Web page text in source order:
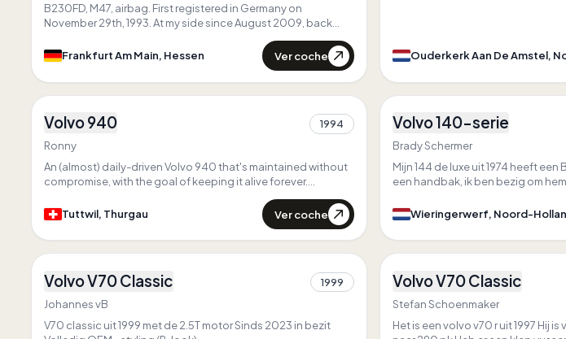
B230FD, M47, airbag. First registered in Germany on
November 29th, 1993. At my side since August 2009, back
thing I believe in is my Volvo.
Frankfurt Am Main, Hessen Ver coche
Primero enThurgau
1
3
Volvo 940
1994
Ronny
An (almost) daily-driven Volvo 940 that's maintained without
compromise, with the goal of keeping it alive forever.
Tuttwil, Thurgau
Ver coche
Volvo 140-serie
Brady Schermer
Mijn 144 de luxe uit 1974 heeft
een handbak, ik ben bezig om
op te bouwen wat inhoud
Wieringerwerf, Noord-
1
3
Volvo V70 Classic
1999
Johannes vB
V70 classic uit 1999 met de 2.5T motor Sinds 2023 in bezit
Volvo V70 Classic
Stefan Schoenmaker
Het is een volvo v70 r uit 1997 Hij is vroeger gechipt van 239 pk